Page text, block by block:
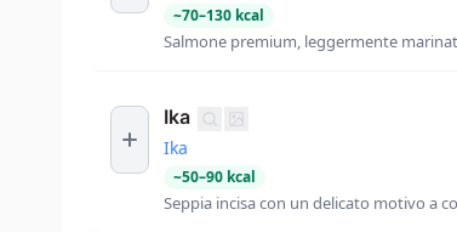
~70–130 kcal
Salmone premium, leggermente
Ika
Ika
~50–90 kcal
Seppia incisa con un delicato motivo a